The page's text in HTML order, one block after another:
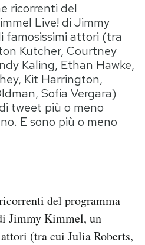
Storie/Idee
Ok Boomer!
Media
Europa
Altrecose
Mondiali calcio 2026
ricorrenti del
Live! di Jimmy
famosissimi attori (tra
Kutcher, Courtney
Kaling, Ethan Hawke,
Kit Harrington,
Sofia Vergara)
tweet più o meno
E sono più o meno
del programma
Jimmy Kimmel, un
(tra cui Julia Roberts,